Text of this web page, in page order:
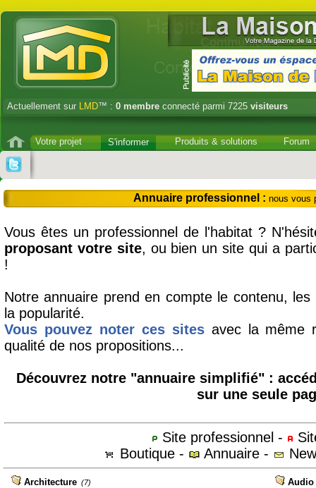
Actuellement sur LMD™ : 0 membre connecté parmi 7225 visiteurs
Votre projet S'informer Produits & solutions Forum
Annuaire professionnel : nous vous
Vous êtes un professionnel de l'habitat ?
proposant votre site, ou bien un site qui a
!
Notre annuaire prend en compte le contenu,
la popularité.
Vous pouvez noter ces sitesavec la même
qualité de nos propositions...
Découvrez notre "annuaire simplifié":
sur une seule
Site professionnel -
Boutique -
Annuaire -
Architecture (7) Audio